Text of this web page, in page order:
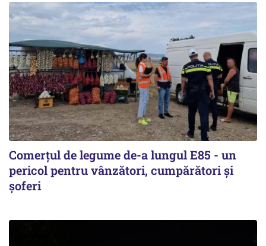
Comerțul de legume de-a lungul E85 - un
pericol pentru vânzători, cumpărători și
șoferi